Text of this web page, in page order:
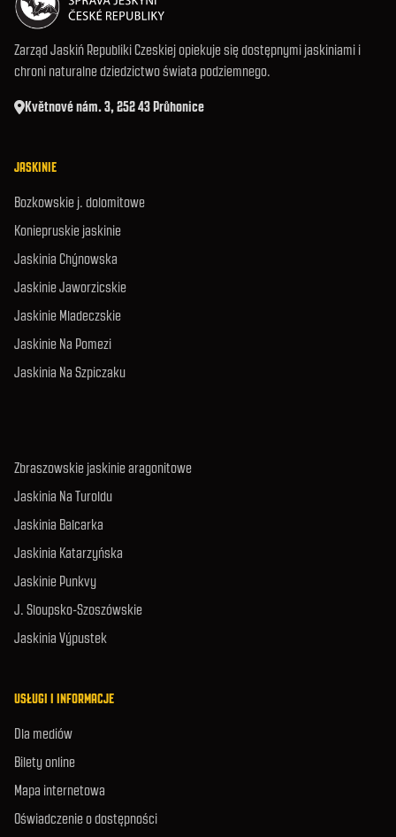
Zarząd Jaskiń Republiki Czeskiej opiekuje się dostępnymi jaskiniami i
chroni naturalne dziedzictwo świata podziemnego.
Květnové nám. 3, 252 43 Průhonice
JASKINIE
Bozkowskie j. dolomitowe
Koniepruskie jaskinie
Jaskinia Chýnowska
Jaskinie Jaworzicskie
Jaskinie Mladeczskie
Jaskinie Na Pomezi
Jaskinia Na Szpiczaku
Zbraszowskie jaskinie aragonitowe
Jaskinia Na Turoldu
Jaskinia Balcarka
Jaskinia Katarzyńska
Jaskinie Punkvy
J. Sloupsko-Szoszówskie
Jaskinia Výpustek
USŁUGI I INFORMACJE
Dla mediów
Bilety online
Mapa internetowa
Oświadczenie o dostępności